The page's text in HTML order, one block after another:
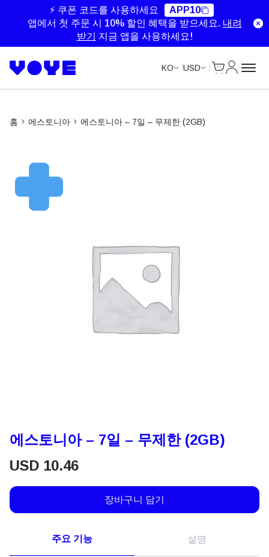
⚡ 쿠폰 코드를 사용하세요
APP10
앱에서 첫 주문 시 10% 할인 혜택을 받으세요. 내려
받기
지금 앱을 사용하세요!
KO USD
홈 에스토니아 에스토니아 – 7일 – 무제한 (2GB)
에스토니아 – 7일 – 무제한 (2GB)
USD 10.46
장바구니 담기
주요 기능 설명
Unlimited Data
Unlimited Data
Unlimited Data
Unlimited Data